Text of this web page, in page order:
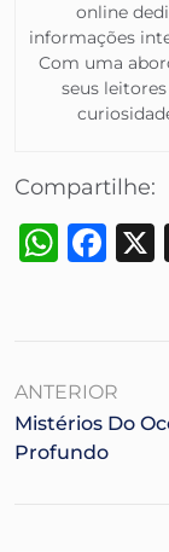
online
informações
Com uma
seus
Compartilhe:
ANTERIOR
Mistérios Do
Profundo